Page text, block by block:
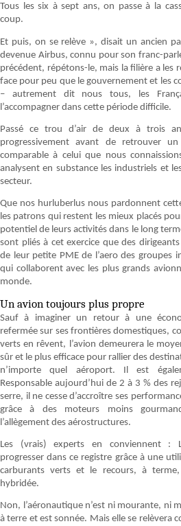
Tous les six à sept ans, on passe à la
coup.
Et puis, on se relève », disait un ancien
devenue Airbus, connu pour son franc-
précédent, répétons-le, mais la filière a les
face pour peu que le gouvernement et les
– autrement dit nous tous, les
l’accompagner dans cette période difficile.
Passé ce trou d’air de deux à trois
progressivement avant de retrouver
comparable à celui que nous
analysent en substance les industriels et
secteur.
Que nos hurluberlus nous pardonnent
les patrons qui restent les mieux placés
potentiel de leurs activités dans le long
sont pliés à cet exercice que des
de leur petite PME de l’aero des groupes
qui collaborent avec les plus grands
monde.
Un avion toujours plus propre
Sauf à imaginer un retour à une
refermée sur ses frontières domestiques,
verts en rêvent, l’avion demeurera le
sûr et le plus efficace pour rallier des
n’importe quel aéroport. Il est
Responsable aujourd’hui de 2 à 3 % des
serre, il ne cesse d’accroître ses
grâce à des moteurs moins
l’allègement des aérostructures.
Les (vrais) experts en conviennent :
progresser dans ce registre grâce à une
carburants verts et le recours, à
hybridée.
Non, l’aéronautique n’est ni mourante, ni
à terre et est sonnée. Mais elle se relèvera